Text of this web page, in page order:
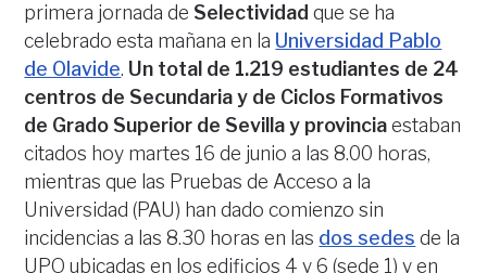
primera jornada de Selectividad que se ha
celebrado esta mañana en la Universidad Pablo
de Olavide. Un total de 1.219 estudiantes de 24
centros de Secundaria y de Ciclos Formativos
de Grado Superior de Sevilla y provinciaestaban
citados hoy martes 16 de junio a las 8.00 horas,
mientras que las Pruebas de Acceso a la
Universidad (PAU) han dado comienzo sin
incidencias a las 8.30 horas en las dos sedes de la
UPO ubicadas en los edificios 4 y 6 (sede 1) y en